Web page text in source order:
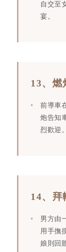
自交至
宴。
13、燃
前導車
炮告知
烈歡迎。
14、拜
男方由
用手撫
娘則回